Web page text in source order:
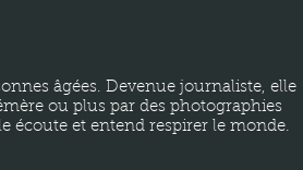
âgées. Devenue journaliste, elle
ou plus par des photographies
écoute et entend respirer le monde.